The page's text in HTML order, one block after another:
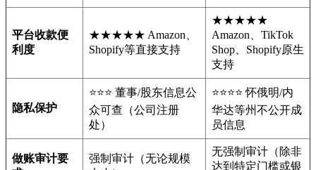
平台收款便
利度
★★★★★ Amazon、
Shopify等直接支持
★★★★★
Amazon、TikTok
Shop、Shopify原生
支持
隐私保护
⭐⭐⭐ 董事/股东信息公
众可查（公司注册
处）
⭐⭐⭐⭐ 怀俄明/内
华达等州不公开成
员信息
做账审计要
强制审计（无论规模
无强制审计（除非
达到特定门槛或银